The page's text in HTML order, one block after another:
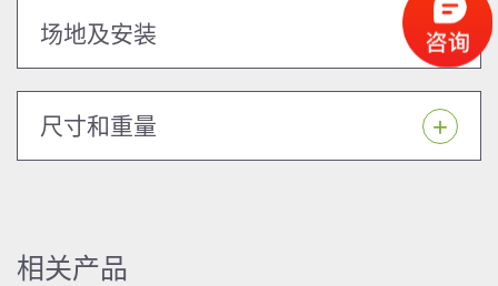
场地及安装
尺寸和重量
相关产品